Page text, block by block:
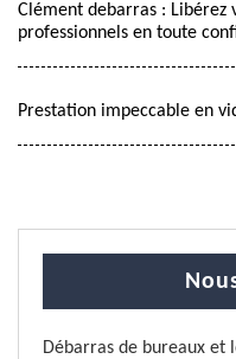
Clément debarras : Libérez
professionnels en toute
Prestation impeccable en
Débarras de bureaux et